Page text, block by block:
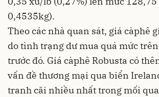
0,4535kg).
Theo các nhà quan sát, giá càphê
do tình trạng dư mua quá mức trên
trước đó. Giá càphê Robusta có
vấn đề thương mại qua biển
tranh cãi nhiều nhất trong mối